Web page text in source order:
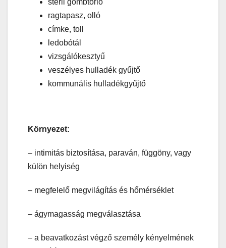
ragtapasz, olló
címke, toll
ledobótál
vizsgálókesztyű
veszélyes hulladék gyűjtő
kommunális hulladékgyűjtő
Környezet:
– intimitás biztosítása, paraván, függöny, vagy
külön helyiség
– megfelelő megvilágítás és hőmérséklet
– ágymagasság megválasztása
– a beavatkozást végző személy kényelmének